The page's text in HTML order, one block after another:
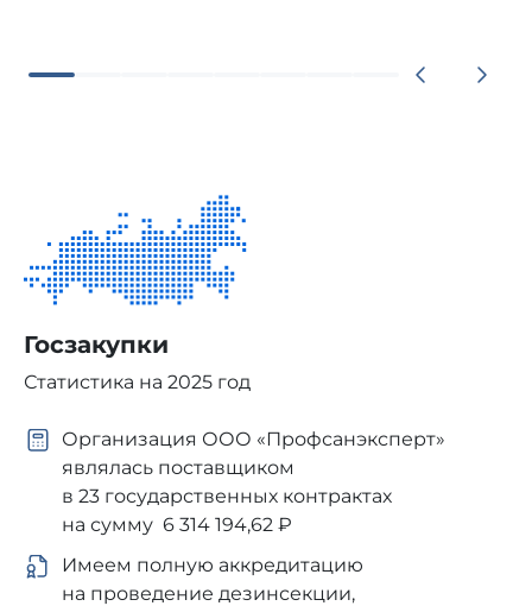
Госзакупки
Статистика на 2025 год
Организация ООО «Профсанэксперт»
являлась поставщиком
в 23 государственных контрактах
на сумму 6 314 194,62 ₽
Имеем полную аккредитацию
на проведение дезинсекции,